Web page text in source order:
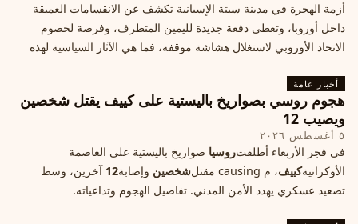
أزمة الهجرة في مدينة سبتة الإسبانية تكشف عن الانقسامات العميقة
داخل أوروبا، وتعطي دفعة جديدة لليمين المتطرف، وفرصة لخصوم
الاتحاد الأوروبي لاستغلال هشاشة موقفه، فما هي الآثار السياسية لهذه
أخبار عامة
هجوم روسي بصواريخ باليستية على كييف يقتل شخصين
ويصيب 12
٥ أغسطس ٢٠٢٦
في فجر الأربعاء أطلقتروسيا صواريخ باليستية على العاصمة
الأوكرانيةكييف، م causing مقتل شخصين وإصابة12 آخرين، وسط
تصعيد عسكري يهدد الأمن المدني. تفاصيل الهجوم وتداعياته.